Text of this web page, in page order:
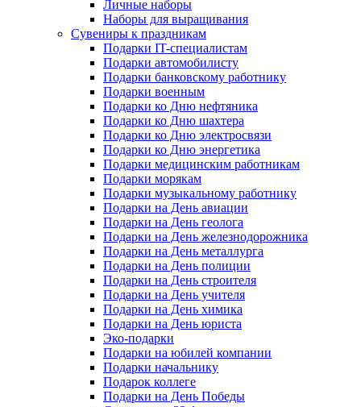
Личные наборы
Наборы для выращивания
Сувениры к праздникам
Подарки IT-специалистам
Подарки автомобилисту
Подарки банковскому работнику
Подарки военным
Подарки ко Дню нефтяника
Подарки ко Дню шахтера
Подарки ко Дню электросвязи
Подарки ко Дню энергетика
Подарки медицинским работникам
Подарки морякам
Подарки музыкальному работнику
Подарки на День авиации
Подарки на День геолога
Подарки на День железнодорожника
Подарки на День металлурга
Подарки на День полиции
Подарки на День строителя
Подарки на День учителя
Подарки на День химика
Подарки на День юриста
Эко-подарки
Подарки на юбилей компании
Подарки начальнику
Подарок коллеге
Подарки на День Победы